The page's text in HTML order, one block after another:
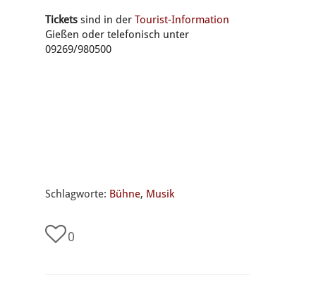
Tickets sind in der Tourist-Information
Gießen oder telefonisch unter
09269/980500
Schlagworte: Bühne, Musik
0